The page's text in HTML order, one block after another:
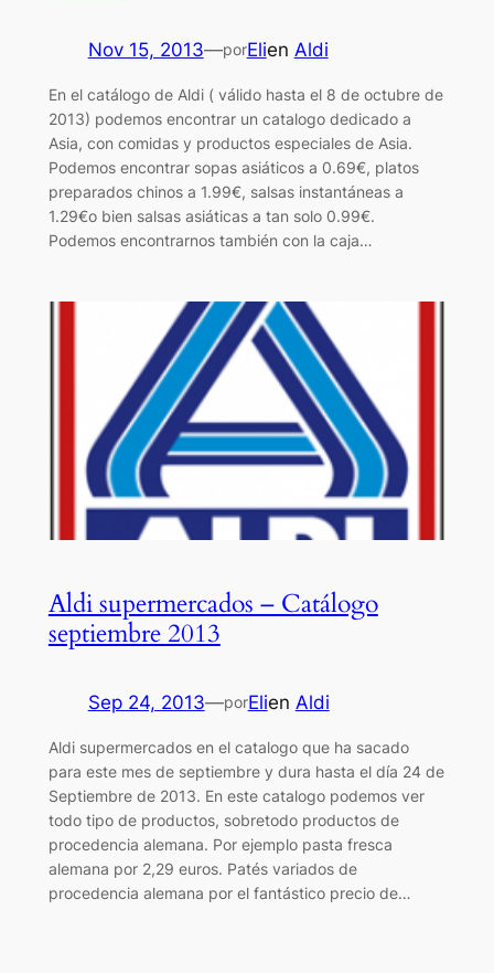
Nov 15, 2013—porElien Aldi
En el catálogo de Aldi ( válido hasta el 8 de octubre de
2013) podemos encontrar un catalogo dedicado a
Asia, con comidas y productos especiales de Asia.
Podemos encontrar sopas asiáticos a 0.69€, platos
preparados chinos a 1.99€, salsas instantáneas a
1.29€o bien salsas asiáticas a tan solo 0.99€.
Podemos encontrarnos también con la caja…
Aldi supermercados – Catálogo
septiembre 2013
Sep 24, 2013—porElien Aldi
Aldi supermercados en el catalogo que ha sacado
para este mes de septiembre y dura hasta el día 24 de
Septiembre de 2013. En este catalogo podemos ver
todo tipo de productos, sobretodo productos de
procedencia alemana. Por ejemplo pasta fresca
alemana por 2,29 euros. Patés variados de
procedencia alemana por el fantástico precio de…